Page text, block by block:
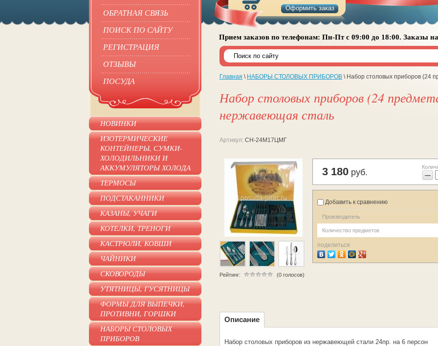
Оформить заказ
Прием заказов по телефонам: Пн-Пт с 09:00 до 18:00. Заказы
Главная \ НАБОРЫ СТОЛОВЫХ ПРИБОРОВ \ Набор столовых приборов (24
Набор столовых приборов (24
нержавеющая сталь
Артикул: СН-24М17ЦМГ
Рейтинг: (0 голосов)
3 180 руб. −
Добавить к сравнению
Производитель
Количество предметов
поделиться
Описание
Набор столовых приборов из нержавеющей стали 24пр. на 6 персон
ОБРАТНАЯ СВЯЗЬ
ПОИСК ПО САЙТУ
РЕГИСТРАЦИЯ
ОТЗЫВЫ
ПОСУДА
НОВИНКИ
ИЗОТЕРМИЧЕСКИЕ
КОНТЕЙНЕРЫ, СУМКИ-
ХОЛОДИЛЬНИКИ И
АККУМУЛЯТОРЫ ХОЛОДА
ТЕРМОСЫ
ПОДСТАКАННИКИ
КАЗАНЫ, УЧАГИ
КОТЕЛКИ, ТРЕНОГИ
КАСТРЮЛИ, КОВШИ
ЧАЙНИКИ
СКОВОРОДЫ
УТЯТНИЦЫ, ГУСЯТНИЦЫ
ФОРМЫ ДЛЯ ВЫПЕЧКИ,
ПРОТИВНИ, ГОРШКИ
НАБОРЫ СТОЛОВЫХ
ПРИБОРОВ